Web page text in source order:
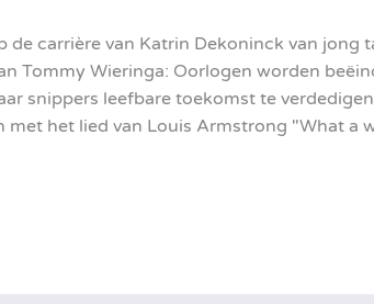
de carrière van Katrin Dekoninck van jong
Tommy Wieringa: Oorlogen worden
snippers leefbare toekomst te
met het lied van Louis Armstrong "What a